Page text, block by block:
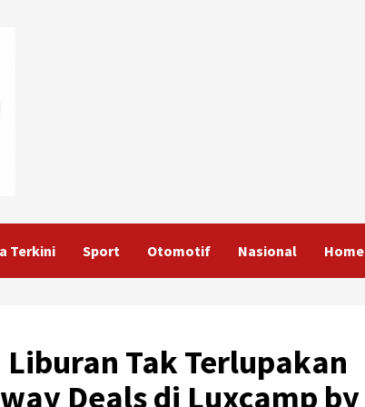
Terkini Sport Otomotif Nasional Home
Tak Terlupakan
Deals di Luxcamp by